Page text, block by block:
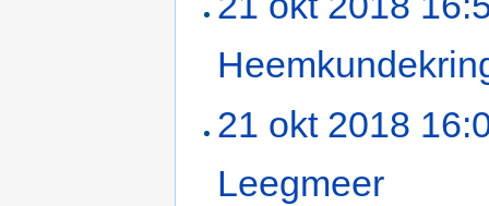
21 okt 2018
Leegmeer